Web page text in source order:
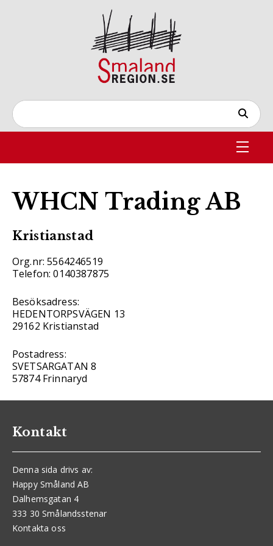
WHCN Trading AB
Kristianstad
Org.nr: 5564246519
Telefon: 0140387875
Besöksadress:
HEDENTORPSVÄGEN 13
29162 Kristianstad
Postadress:
SVETSARGATAN 8
57874 Frinnaryd
Kontakt
Denna sida drivs av:
Happy Småland AB
Dalhemsgatan 4
333 30 Smålandsstenar
Kontakta oss